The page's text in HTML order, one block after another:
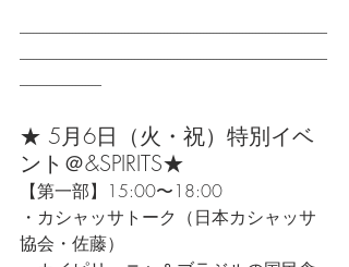
----------------------------------------------------------------------------------------------
----------------------------------------------------------------------------------------------
-------------------------
★ 5月6日（火・祝）特別イベ
ント＠&SPIRITS★
【第一部】15:00〜18:00
・カシャッサトーク（日本カシャッサ
協会・佐藤）